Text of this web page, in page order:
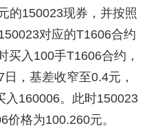
的150023现券，并按照
对应的T1606合约
买入100手T1606合约，
，基差收窄至0.4元，
入160006。此时150023
格为100.260元。